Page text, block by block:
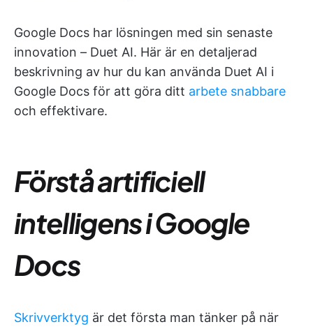
Google Docs har lösningen med sin senaste
innovation – Duet AI. Här är en detaljerad
beskrivning av hur du kan använda Duet AI i
Google Docs för att göra ditt arbete snabbare
och effektivare.
Förstå artificiell
intelligens i Google
Docs
Skrivverktyg är det första man tänker på när